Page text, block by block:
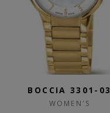
BOCCIA 3301-03
WOMEN'S